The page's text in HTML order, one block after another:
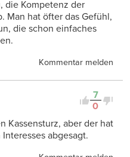
die Kompetenz der
Man hat öfter das Gefühl,
die schon einfaches
Kommentar melden
7
0
Kassensturz, aber der hat
abgesagt.